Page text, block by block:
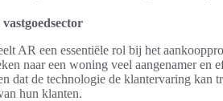
AR een essentiële rol bij het
naar een woning veel aangenamer en
dat de technologie de klantervaring kan
hun klanten.